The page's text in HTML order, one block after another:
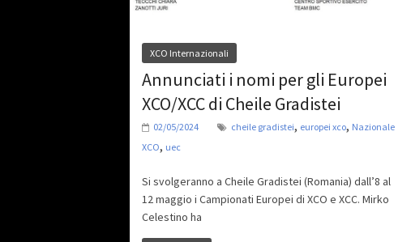
XCO Internazionali
Annunciati i nomi per gli Europei
XCO/XCC di Cheile Gradistei
02/05/2024 cheile gradistei, europei xco, Nazionale
XCO, uec
Si svolgeranno a Cheile Gradistei (Romania) dall’8 al
12 maggio i Campionati Europei di XCO e XCC. Mirko
Celestino ha